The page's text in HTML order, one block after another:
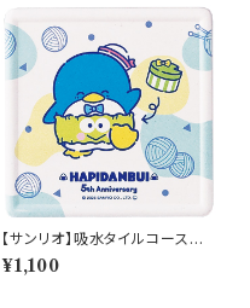
【サンリオ】吸水タイルコースタ
ー(タキシードサム)【SAN170】S
AN172-346
¥1,100